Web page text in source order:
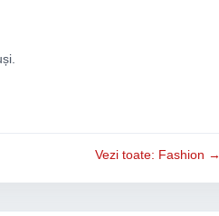
Vezi toate: Fashion →